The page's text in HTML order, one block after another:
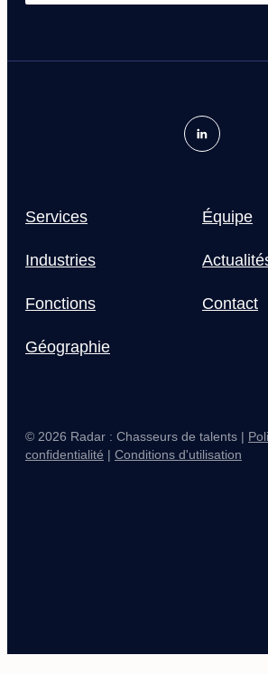
Services
Industries
Fonctions
Géographie
Équipe
Contact
© 2026 Radar : Chasseurs de talents |
confidentialité | Conditions d'utilisation